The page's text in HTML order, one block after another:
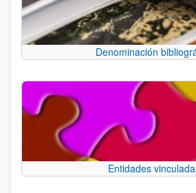
Denominación
Entidades